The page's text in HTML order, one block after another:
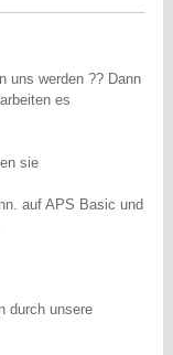
uns werden ?? Dann
es
sie
auf APS Basic und
durch unsere